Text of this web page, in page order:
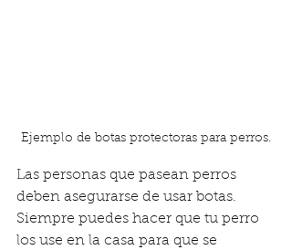
Ejemplo de botas protectoras para perros.
Las personas que pasean perros
deben asegurarse de usar botas.
Siempre puedes hacer que tu perro
los use en la casa para que se